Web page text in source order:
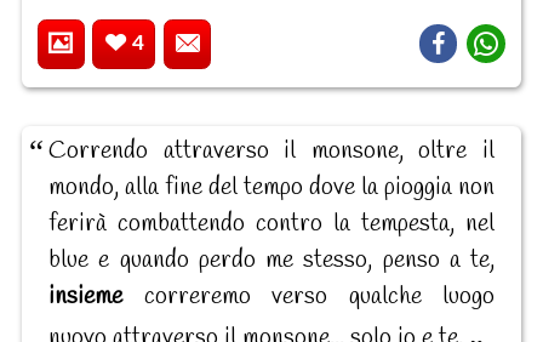
4
Correndo attraverso il monsone, oltre il
mondo, alla fine del tempo dove la pioggia non
ferirà combattendo contro la tempesta, nel
blue e quando perdo me stesso, penso a te,
insiemecorreremo verso qualche luogo